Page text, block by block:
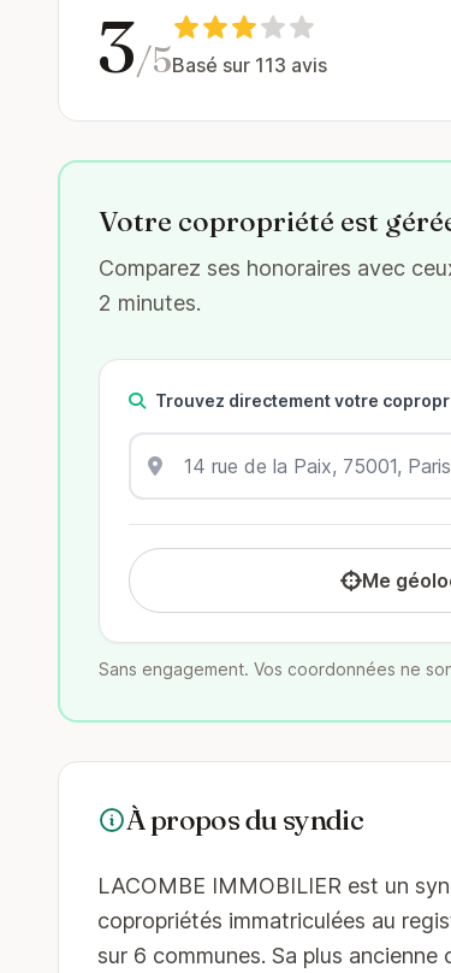
3/5Basé sur 113 avis
Votre copropriété est
Comparez ses honoraires avec
2 minutes.
Trouvez directement votre
Me
Sans engagement. Vos coordonnées ne
À propos du syndic
LACOMBE IMMOBILIER est un
copropriétés immatriculées au
sur 6 communes. Sa plus